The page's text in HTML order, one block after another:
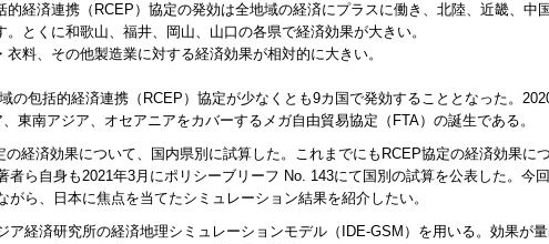
的経済連携（RCEP）協定の発効は全地域の経済にプラスに働き、北陸、近畿、中
。とくに和歌山、福井、岡山、山口の各県で経済効果が大きい。
衣料、その他製造業に対する経済効果が相対的に大きい。
の包括的経済連携（RCEP）協定が少なくとも9カ国で発効することとなった。
東南アジア、オセアニアをカバーするメガ自由貿易協定（FTA）の誕生である。
経済効果について、国内県別に試算した。これまでにもRCEP協定の経済効果に
者ら自身も2021年3月にポリシーブリーフ No. 143にて国別の試算を公表した。今
がら、日本に焦点を当てたシミュレーション結果を紹介したい。
ア経済研究所の経済地理シミュレーションモデル（IDE-GSM）を用いる。効果が